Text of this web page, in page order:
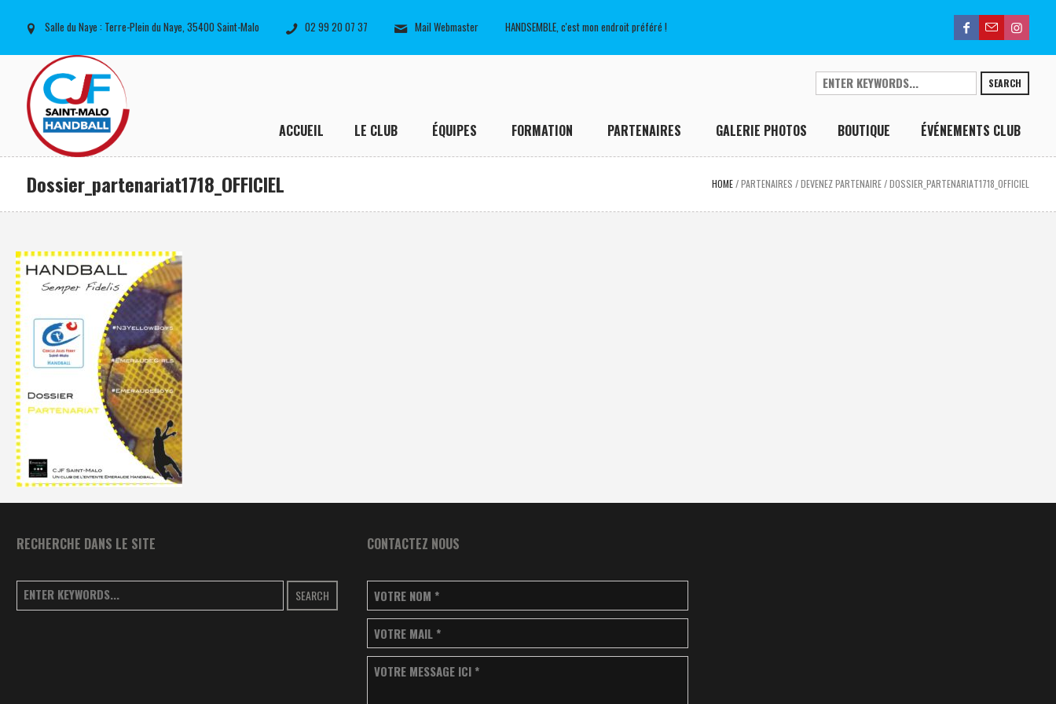
Salle du Naye : Terre-Plein du Naye, 35400 Saint-Malo 02 99 20 07 37 Mail Webmaster HANDSEMBLE, c'est mon endroit préféré !
SEARCH
ACCUEIL LE CLUB ÉQUIPES FORMATION PARTENAIRES GALERIE PHOTOS BOUTIQUE ÉVÉNEMENTS CLUB
Dossier_partenariat1718_OFFICIEL HOME /PARTENAIRES /DEVENEZ PARTENAIRE /DOSSIER_PARTENARIAT1718_OFFICIEL
RECHERCHE DANS LE SITE
SEARCH
CONTACTEZ NOUS
VOTRE NOM *
VOTRE MAIL *
VOTRE MESSAGE ICI *